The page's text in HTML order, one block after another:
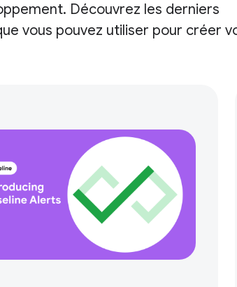
Découvrez les derniers
vous pouvez utiliser pour créer